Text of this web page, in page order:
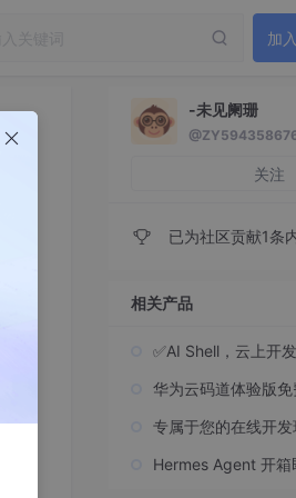
加
-未见阑珊
关注
已为社区贡献1条
相关产品
✅AI Shell，云上开
华为云码道体验版免
专属于您的在线开发
Hermes Agent 开箱